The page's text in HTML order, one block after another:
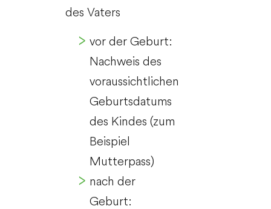
des Vaters
vor der Geburt:
Nachweis des
voraussichtlichen
Geburtsdatums
des Kindes (zum
Beispiel
Mutterpass)
nach der
Geburt: